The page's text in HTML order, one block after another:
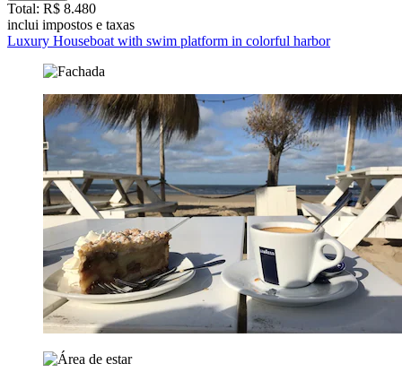
Total: R$ 8.480
inclui impostos e taxas
Luxury Houseboat with swim platform in colorful harbor